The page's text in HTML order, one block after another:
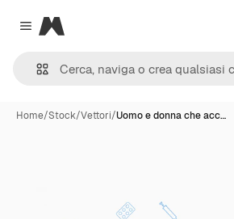
Close menu
Magnific
Home/Stock/Vettori/Uomo e donna che acc…